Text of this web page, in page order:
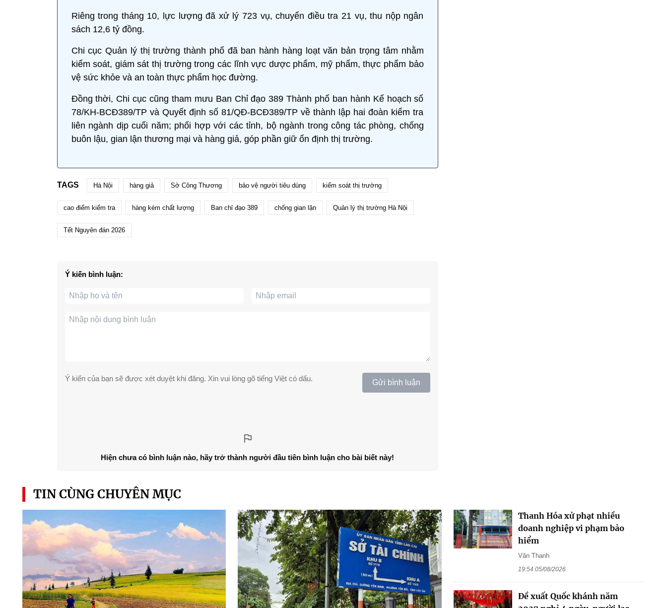
Riêng trong tháng 10, lực lượng đã xử lý 723 vụ, chuyển điều tra 21 vụ, thu nộp ngân
sách 12,6 tỷ đồng.
Chi cục Quản lý thị trường thành phố đã ban hành hàng loạt văn bản trọng tâm nhằm
kiểm soát, giám sát thị trường trong các lĩnh vực dược phẩm, mỹ phẩm, thực phẩm bảo
vệ sức khỏe và an toàn thực phẩm học đường.
Đồng thời, Chi cục cũng tham mưu Ban Chỉ đạo 389 Thành phố ban hành Kế hoạch số
78/KH-BCĐ389/TP và Quyết định số 81/QĐ-BCĐ389/TP về thành lập hai đoàn kiểm tra
liên ngành dịp cuối năm; phối hợp với các tỉnh, bộ ngành trong công tác phòng, chống
buôn lậu, gian lận thương mại và hàng giả, góp phần giữ ổn định thị trường.
TAGS Hà Nội hàng giả Sở Công Thương bảo vệ người tiêu dùng kiểm soát thị trường
cao điểm kiểm tra hàng kém chất lượng Ban chỉ đạo 389 chống gian lận Quản lý thị trường Hà Nội
Tết Nguyên đán 2026
Ý kiến bình luận:
Ý kiến của bạn sẽ được xét duyệt khi đăng. Xin vui lòng gõ tiếng Việt có dấu. Gửi bình luận
Hiện chưa có bình luận nào, hãy trở thành người đầu tiên bình luận cho bài biết này!
TIN CÙNG CHUYÊN MỤC
Thanh Hóa xử phạt nhiều
doanh nghiệp vi phạm bảo
hiểm
Văn Thanh
19:54 05/08/2026
Đề xuất Quốc khánh năm